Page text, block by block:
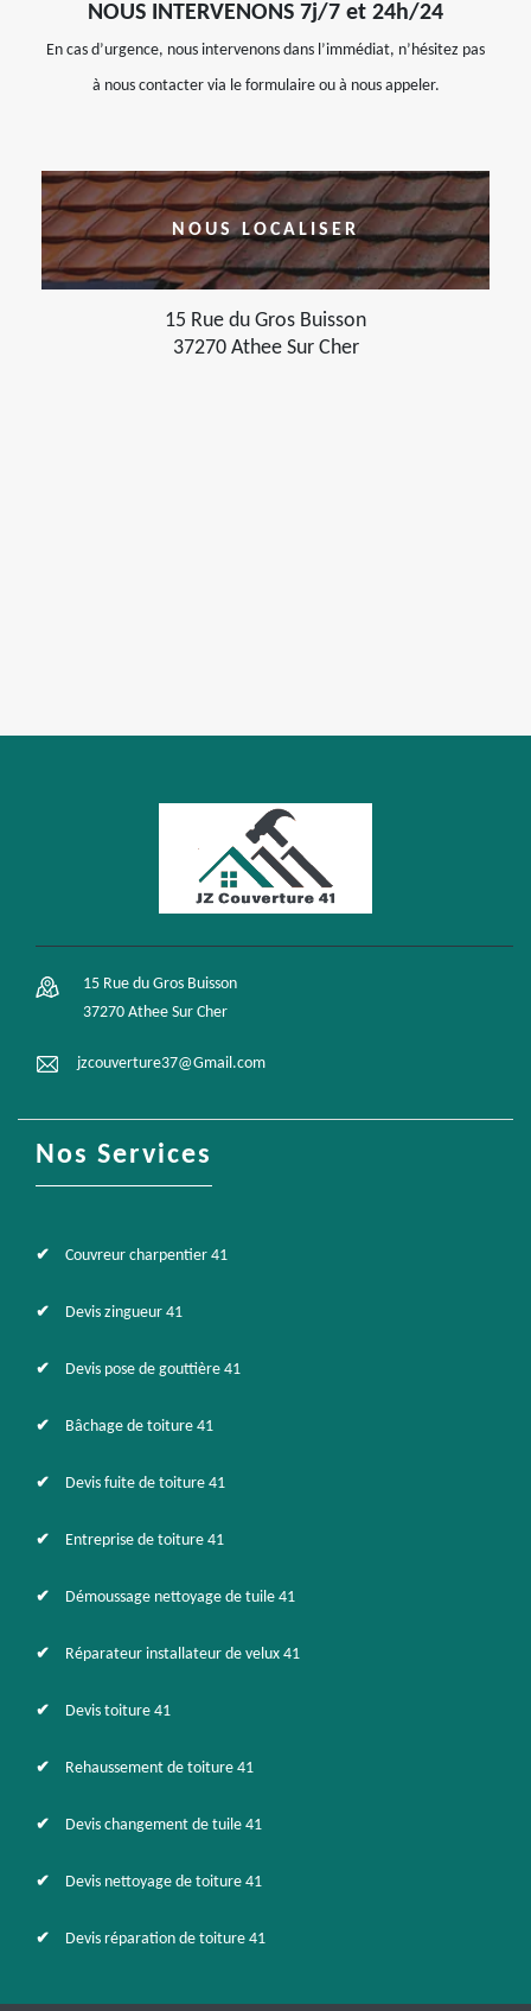
NOUS INTERVENONS 7j/7 et 24h/24
En cas d’urgence, nous intervenons dans l’immédiat, n’hésitez pas
à nous contacter via le formulaire ou à nous appeler.
NOUS LOCALISER
15 Rue du Gros Buisson
37270 Athee Sur Cher
15 Rue du Gros Buisson
37270 Athee Sur Cher
jzcouverture37@Gmail.com
Nos Services
Couvreur charpentier 41
Devis zingueur 41
Devis pose de gouttière 41
Bâchage de toiture 41
Devis fuite de toiture 41
Entreprise de toiture 41
Démoussage nettoyage de tuile 41
Réparateur installateur de velux 41
Devis toiture 41
Rehaussement de toiture 41
Devis changement de tuile 41
Devis nettoyage de toiture 41
Devis réparation de toiture 41